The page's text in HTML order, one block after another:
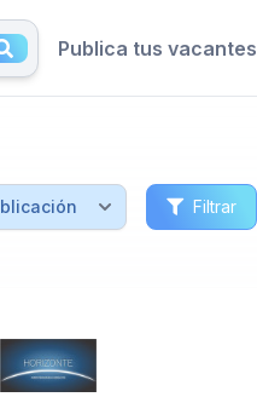
Publica tus vacantes
Filtrar